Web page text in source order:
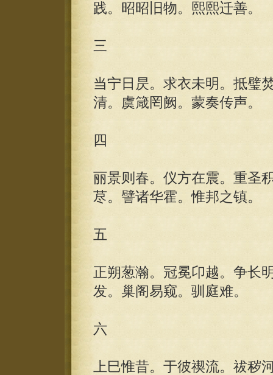
践。昭昭旧物。熙熙迁善。
三
当宁日昃。求衣未明。抵璧
清。虞箴罔阙。蒙奏传声。
四
丽景则春。仪方在震。重圣
荩。譬诸华霍。惟邦之镇。
五
正朔葱瀚。冠冕卬越。争长
发。巢阁易窥。驯庭难。
六
上巳惟昔。于彼禊流。祓秽